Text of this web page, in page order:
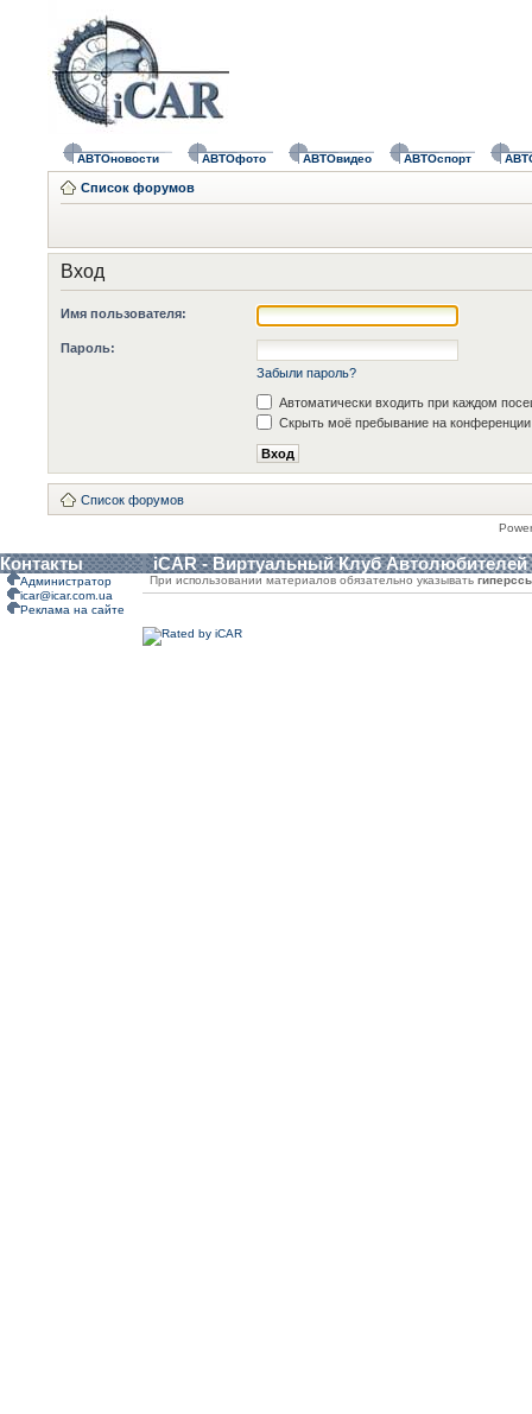
АВТОновости АВТОфото АВТОвидео АВТОспорт
Список форумов
Вход
Имя пользователя:
Пароль:
Забыли пароль?
Автоматически входить при каждом
Скрыть моё пребывание на конференции
Список форумов
Контакты iCAR - Виртуальный Клуб Автолюбителей
Администратор
icar@icar.com.ua
Реклама на сайте
При использовании материалов обязательно указывать